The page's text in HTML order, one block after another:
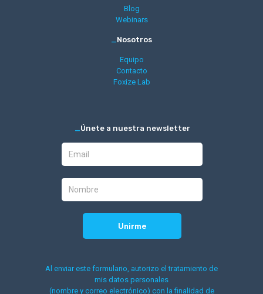
Blog
Webinars
_Nosotros
Equipo
Contacto
Foxize Lab
_Únete a nuestra newsletter
Al enviar este formulario, autorizo el tratamiento de
mis datos personales
(nombre y correo electrónico) con la finalidad de